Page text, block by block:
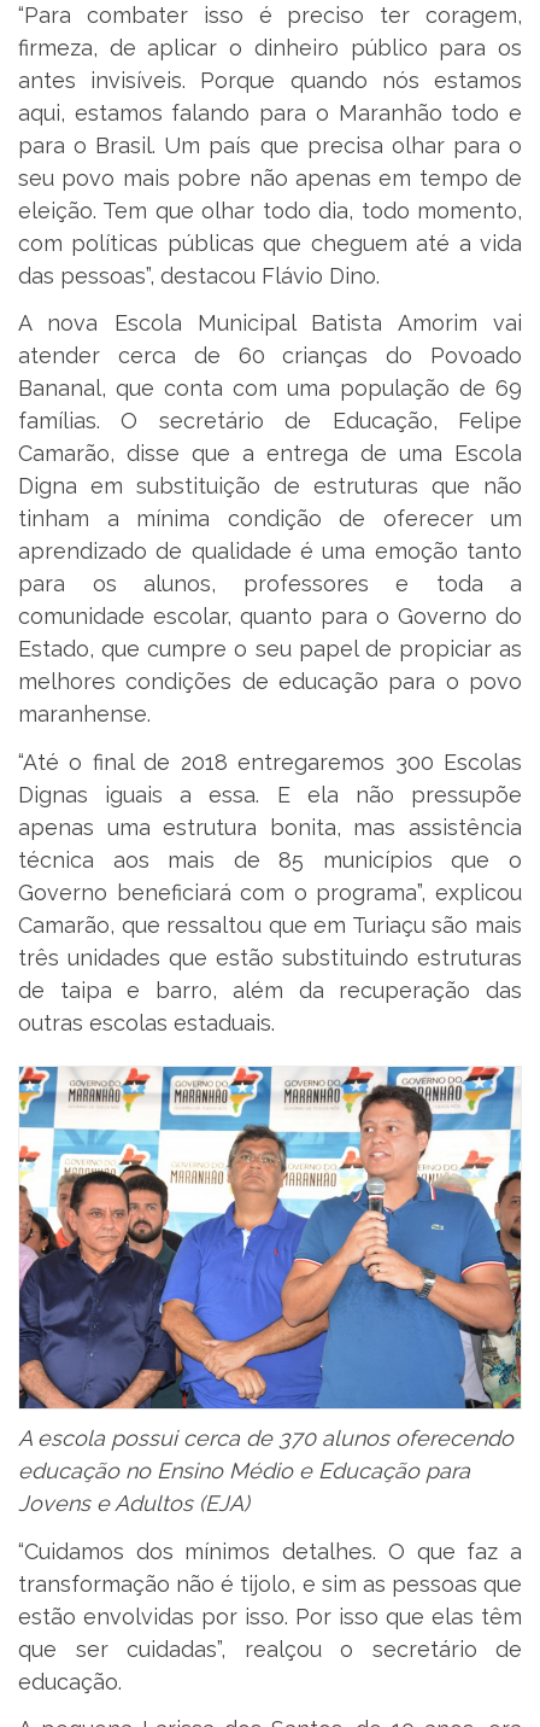
“Para combater isso é preciso ter coragem,
firmeza, de aplicar o dinheiro público para os
antes invisíveis. Porque quando nós estamos
aqui, estamos falando para o Maranhão todo e
para o Brasil. Um país que precisa olhar para o
seu povo mais pobre não apenas em tempo de
eleição. Tem que olhar todo dia, todo momento,
com políticas públicas que cheguem até a vida
das pessoas”, destacou Flávio Dino.
A nova Escola Municipal Batista Amorim vai
atender cerca de 60 crianças do Povoado
Bananal, que conta com uma população de 69
famílias. O secretário de Educação, Felipe
Camarão, disse que a entrega de uma Escola
Digna em substituição de estruturas que não
tinham a mínima condição de oferecer um
aprendizado de qualidade é uma emoção tanto
para os alunos, professores e toda a
comunidade escolar, quanto para o Governo do
Estado, que cumpre o seu papel de propiciar as
melhores condições de educação para o povo
maranhense.
“Até o final de 2018 entregaremos 300 Escolas
Dignas iguais a essa. E ela não pressupõe
apenas uma estrutura bonita, mas assistência
técnica aos mais de 85 municípios que o
Governo beneficiará com o programa”, explicou
Camarão, que ressaltou que em Turiaçu são mais
três unidades que estão substituindo estruturas
de taipa e barro, além da recuperação das
outras escolas estaduais.
A escola possui cerca de 370 alunos oferecendo
educação no Ensino Médio e Educação para
Jovens e Adultos (EJA)
“Cuidamos dos mínimos detalhes. O que faz a
transformação não é tijolo, e sim as pessoas que
estão envolvidas por isso. Por isso que elas têm
que ser cuidadas”, realçou o secretário de
educação.